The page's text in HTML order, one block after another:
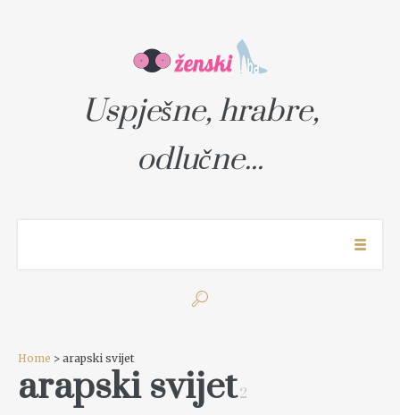
Uspješne, hrabre,
odlučne...
Home > arapski svijet
arapski svijet2